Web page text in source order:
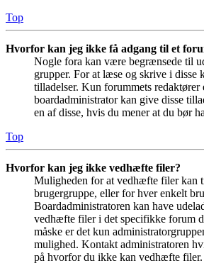
Top
Hvorfor kan jeg ikke få adgang til et
Nogle fora kan være begrænsede til
grupper. For at læse og skrive i disse
tilladelser. Kun forummets redaktører
boardadministrator kan give disse
en af disse, hvis du mener at du bør
Top
Hvorfor kan jeg ikke vedhæfte filer?
Muligheden for at vedhæfte filer kan
brugergruppe, eller for hver enkelt
Boardadministratoren kan have
vedhæfte filer i det specifikke forum
måske er det kun
mulighed. Kontakt administratoren
på hvorfor du ikke kan vedhæfte filer.